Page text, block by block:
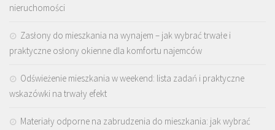
nieruchomości
Zasłony do mieszkania na wynajem – jak wybrać trwałe i
praktyczne osłony okienne dla komfortu najemców
Odświeżenie mieszkania w weekend: lista zadań i praktyczne
wskazówki na trwały efekt
Materiały odporne na zabrudzenia do mieszkania: jak wybrać